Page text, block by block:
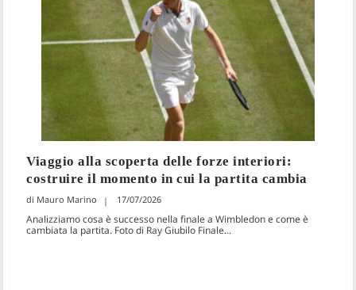
Viaggio alla scoperta delle forze interiori:
costruire il momento in cui la partita cambia
Mauro Marino 17/07/2026
Analizziamo cosa è successo nella finale a Wimbledon e come è
cambiata la partita. Foto di Ray Giubilo Finale...